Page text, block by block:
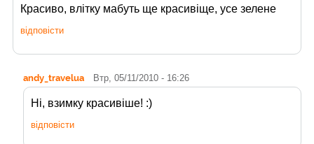
Красиво, влітку мабуть ще красивіще, усе зелене
відповісти
andy_travelua Втр, 05/11/2010 - 16:26
Ні, взимку красивіше! :)
відповісти